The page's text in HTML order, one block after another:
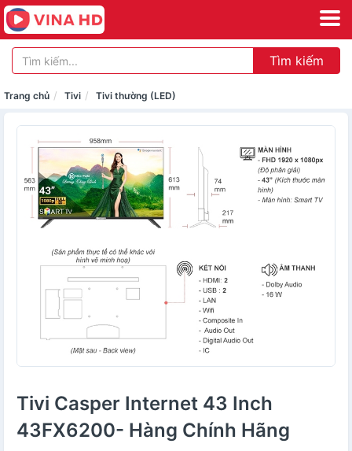
Tìm kiếm
Trang chủ Tivi Tivi thường (LED)
Tivi Casper Internet 43 Inch
43FX6200- Hàng Chính Hãng